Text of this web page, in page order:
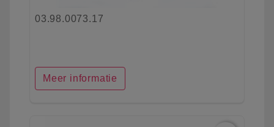
03.98.0073.17
Meer informatie